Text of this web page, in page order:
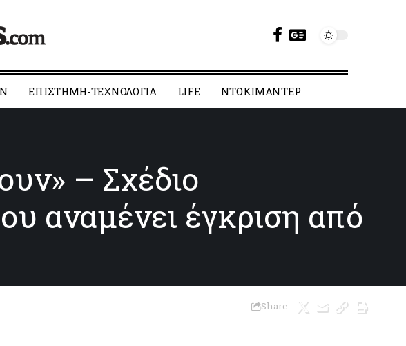
ΕΠΙΣΤΗΜΗ-ΤΕΧΝΟΛΟΓΙΑ LIFE ΝΤΟΚΙΜΑΝΤΕΡ
– Σχέδιο
αναμένει έγκριση από
Share